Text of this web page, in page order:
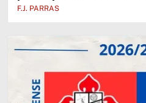
F.J. PARRAS